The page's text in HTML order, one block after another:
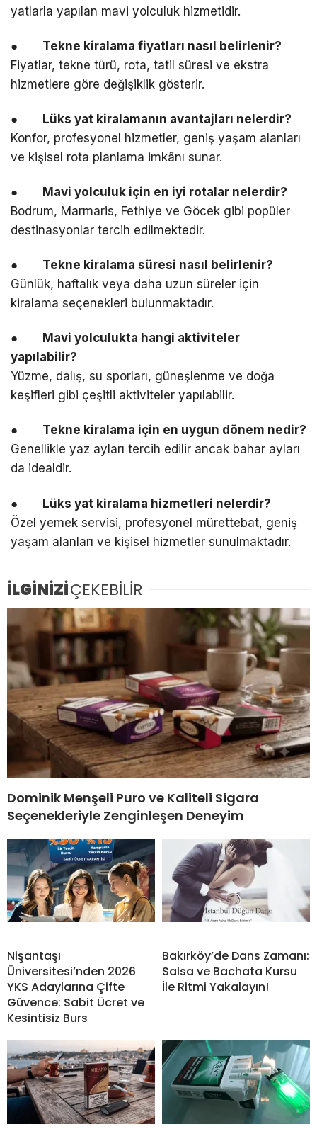
yatlarla yapılan mavi yolculuk hizmetidir.
● Tekne kiralama fiyatları nasıl belirlenir?
Fiyatlar, tekne türü, rota, tatil süresi ve ekstra
hizmetlere göre değişiklik gösterir.
●
Lüks yat kiralamanın avantajları nelerdir?
Konfor, profesyonel hizmetler, geniş yaşam alanları
ve kişisel rota planlama imkânı sunar.
●
Mavi yolculuk için en iyi rotalar nelerdir?
Bodrum, Marmaris, Fethiye ve Göcek gibi popüler
destinasyonlar tercih edilmektedir.
● Tekne kiralama süresi nasıl belirlenir?
Günlük, haftalık veya daha uzun süreler için
kiralama seçenekleri bulunmaktadır.
●
Mavi yolculukta hangi aktiviteler
yapılabilir?
Yüzme, dalış, su sporları, güneşlenme ve doğa
keşifleri gibi çeşitli aktiviteler yapılabilir.
● Tekne kiralama için en uygun dönem nedir?
Genellikle yaz ayları tercih edilir ancak bahar ayları
da idealdir.
● Lüks yat kiralama hizmetleri nelerdir?
Özel yemek servisi, profesyonel mürettebat, geniş
yaşam alanları ve kişisel hizmetler sunulmaktadır.
İLGİNİZİÇEKEBİLİR
Dominik Menşeli Puro ve Kaliteli Sigara
Seçenekleriyle Zenginleşen Deneyim
Nişantaşı
Üniversitesi’nden 2026
YKS Adaylarına Çifte
Güvence: Sabit Ücret ve
Kesintisiz Burs
Bakırköy’de Dans Zamanı:
Salsa ve Bachata Kursu
İle Ritmi Yakalayın!